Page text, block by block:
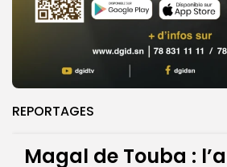
REPORTAGES
Magal de Touba :